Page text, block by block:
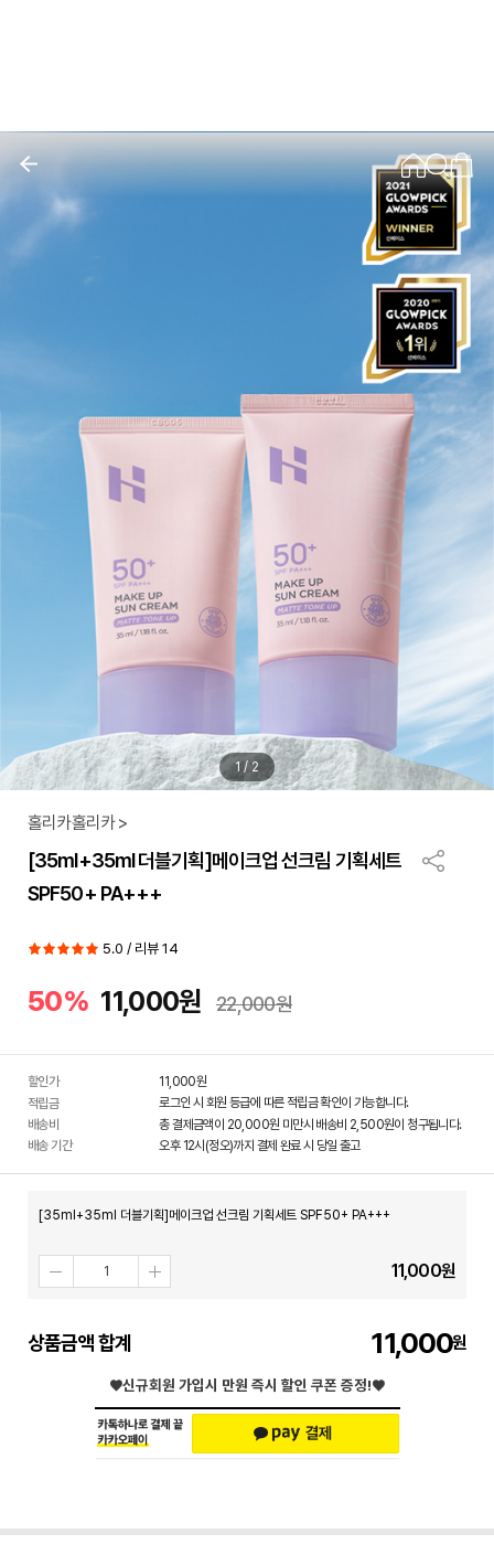
1/ 2
홀리카홀리카 >
[35ml+35ml 더블기획]메이크업 선크림 기획세트
SPF50+ PA+++
5.0 / 리뷰 14
50% 11,000원 22,000원
할인가 11,000원
적립금
로그인 시 회원 등급에 따른 적립금 확인이 가능합니다.
배송비
총 결제금액이 20,000원 미만시 배송비 2,500원이 청구됩니다.
배송 기간
오후 12시(정오)까지 결제 완료 시 당일 출고
[35ml+35ml 더블기획]메이크업 선크림 기획세트 SPF50+ PA+++
11,000원
상품금액 합계 11,000
♥신규회원 가입시 만원 즉시 할인 쿠폰 증정!♥